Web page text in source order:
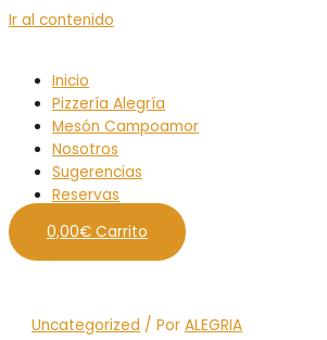
Ir al contenido
Inicio
Pizzería Alegría
Mesón Campoamor
Nosotros
Sugerencias
Reservas
0,00€ Carrito
Uncategorized / PorALEGRIA